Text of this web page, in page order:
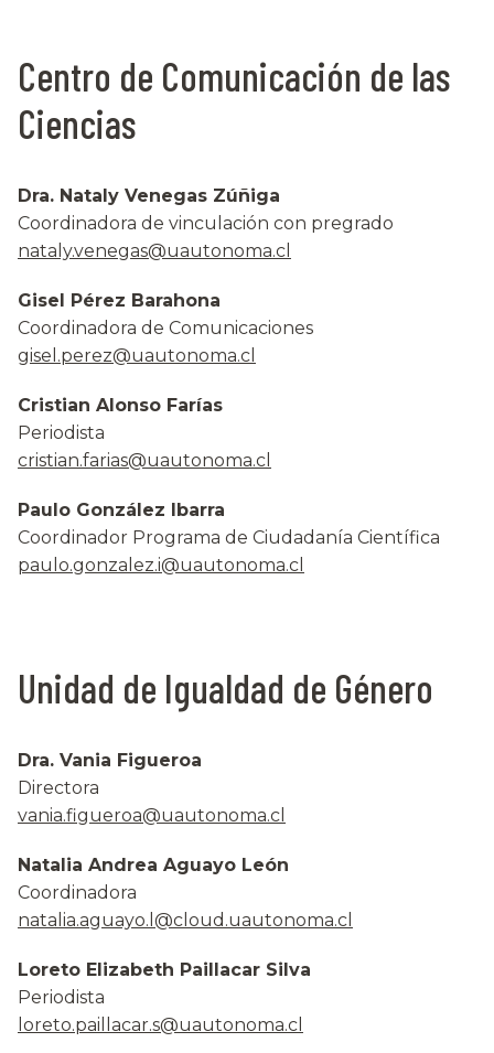
Centro de Comunicación de las
Ciencias
Dra. Nataly Venegas Zúñiga
Coordinadora de vinculación con pregrado
nataly.venegas@uautonoma.cl
Gisel Pérez Barahona
Coordinadora de Comunicaciones
gisel.perez@uautonoma.cl
Cristian Alonso Farías
Periodista
cristian.farias@uautonoma.cl
Paulo González Ibarra
Coordinador Programa de Ciudadanía Científica
paulo.gonzalez.i@uautonoma.cl
Unidad de Igualdad de Género
Dra. Vania Figueroa
Directora
vania.figueroa@uautonoma.cl
Natalia Andrea Aguayo León
Coordinadora
natalia.aguayo.l@cloud.uautonoma.cl
Loreto Elizabeth Paillacar Silva
Periodista
loreto.paillacar.s@uautonoma.cl